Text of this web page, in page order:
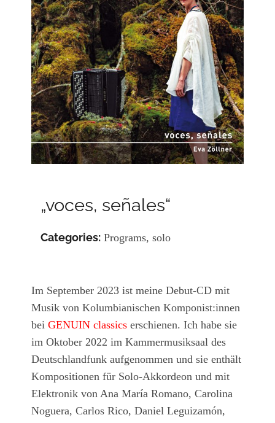
„voces, señales“
Categories: Programs, solo
Im September 2023 ist meine Debut-CD mit
Musik von Kolumbianischen Komponist:innen
bei GENUIN classicserschienen. Ich habe sie
im Oktober 2022 im Kammermusiksaal des
Deutschlandfunk aufgenommen und sie enthält
Kompositionen für Solo-Akkordeon und mit
Elektronik von Ana María Romano, Carolina
Noguera, Carlos Rico, Daniel Leguizamón,